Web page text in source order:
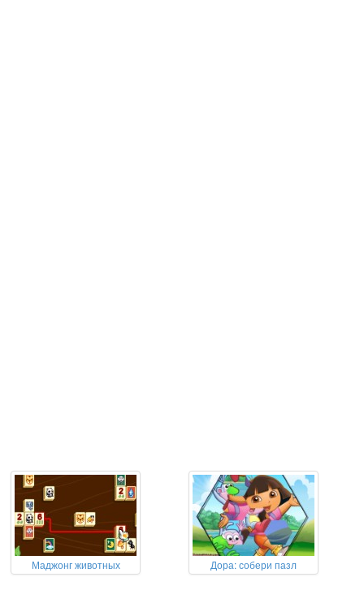
Маджонг животных Дора: собери пазл